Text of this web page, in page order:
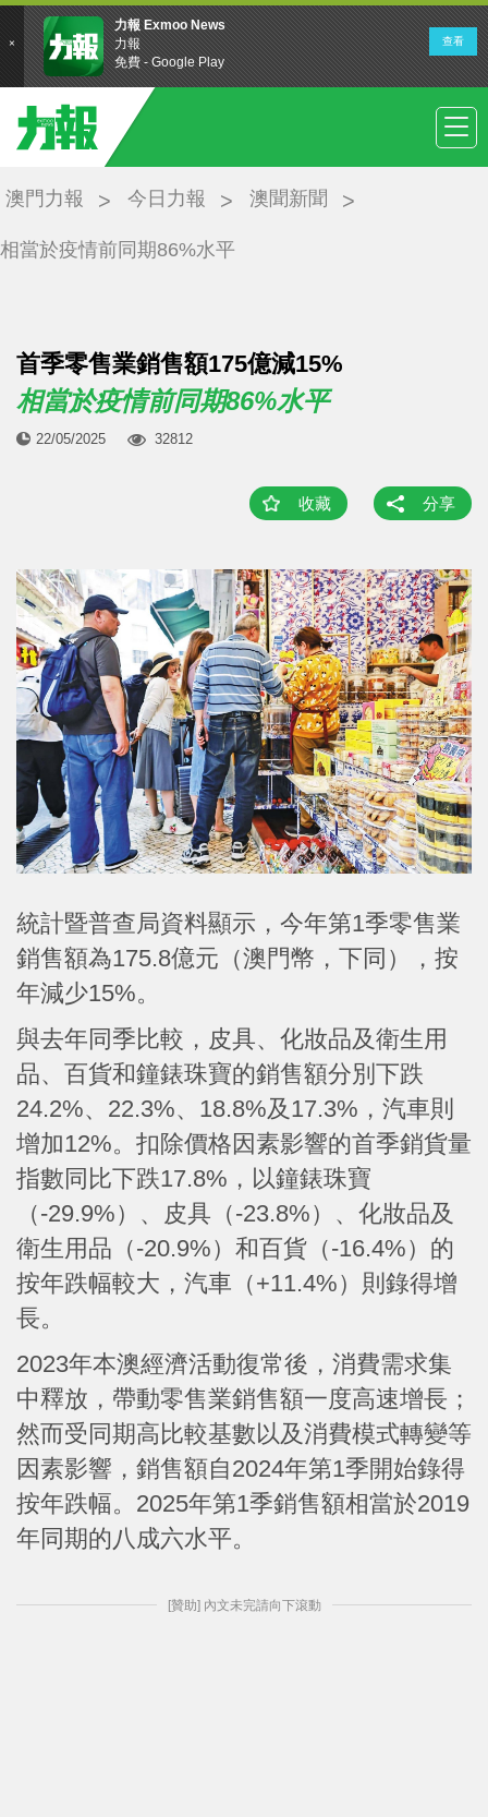
澳門力報 今日力報 澳聞新聞
相當於疫情前同期86%水平
首季零售業銷售額175億減15%
相當於疫情前同期86%水平
22/05/2025 32812
收藏 分享
統計暨普查局資料顯示，今年第1季零售業
銷售額為175.8億元（澳門幣，下同），按
年減少15%。
與去年同季比較，皮具、化妝品及衛生用
品、百貨和鐘錶珠寶的銷售額分別下跌
24.2%、22.3%、18.8%及17.3%，汽車則
增加12%。扣除價格因素影響的首季銷貨量
指數同比下跌17.8%，以鐘錶珠寶
（-29.9%）、皮具（-23.8%）、化妝品及
衛生用品（-20.9%）和百貨（-16.4%）的
按年跌幅較大，汽車（+11.4%）則錄得增
長。
2023年本澳經濟活動復常後，消費需求集
中釋放，帶動零售業銷售額一度高速增長；
然而受同期高比較基數以及消費模式轉變等
因素影響，銷售額自2024年第1季開始錄得
按年跌幅。2025年第1季銷售額相當於2019
年同期的八成六水平。
[贊助] 內文未完請向下滾動